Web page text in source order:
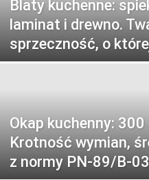
Blaty kuchenne:
laminat i drewno.
sprzeczność, o
Okap kuchenny:
Krotność wymian,
z normy PN-89/B-